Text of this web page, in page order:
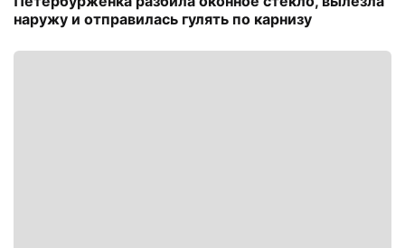
наружу и отправилась гулять по карнизу